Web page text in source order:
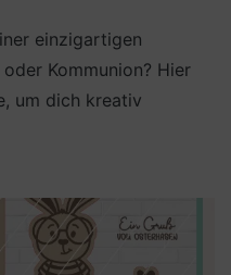
einzigartigen
Kommunion? Hier
um dich kreativ